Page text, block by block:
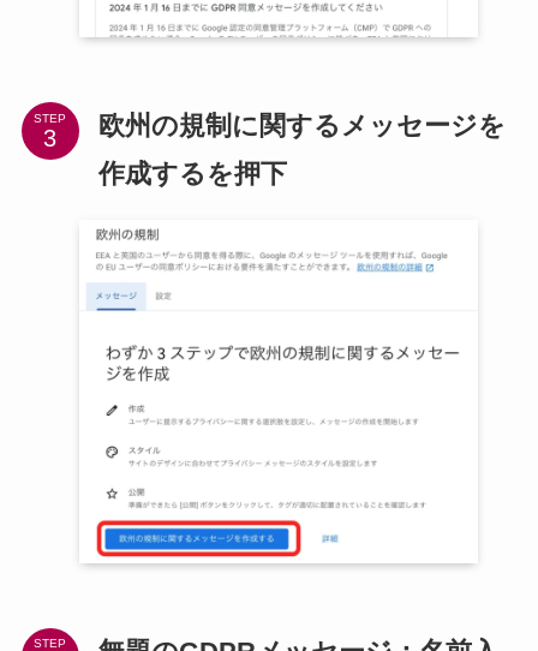
STEP
欧州の規制に関するメッセージを
作成するを押下
STEP